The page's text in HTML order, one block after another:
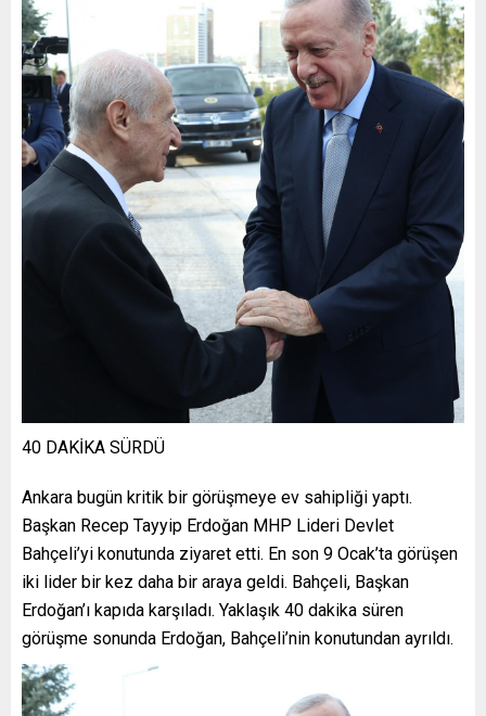
40 DAKİKA SÜRDÜ
Ankara bugün kritik bir görüşmeye ev sahipliği yaptı.
Başkan Recep Tayyip Erdoğan MHP Lideri Devlet
Bahçeli’yi konutunda ziyaret etti. En son 9 Ocak’ta görüşen
iki lider bir kez daha bir araya geldi. Bahçeli, Başkan
Erdoğan’ı kapıda karşıladı. Yaklaşık 40 dakika süren
görüşme sonunda Erdoğan, Bahçeli’nin konutundan ayrıldı.